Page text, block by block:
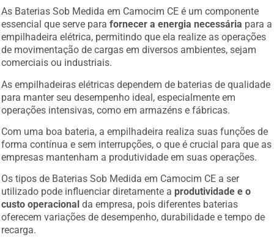
As Baterias Sob Medida em Camocim CE é um componente
essencial que serve parafornecer a energia necessária para a
empilhadeira elétrica, permitindo que ela realize as operações
de movimentação de cargas em diversos ambientes, sejam
comerciais ou industriais.
As empilhadeiras elétricas dependem de baterias de qualidade
para manter seu desempenho ideal, especialmente em
operações intensivas, como em armazéns e fábricas.
Com uma boa bateria, a empilhadeira realiza suas funções de
forma contínua e sem interrupções, o que é crucial para que as
empresas mantenham a produtividade em suas operações.
Os tipos de Baterias Sob Medida em Camocim CE a ser
utilizado pode influenciar diretamente a produtividade e o
custo operacional da empresa, pois diferentes baterias
oferecem variações de desempenho, durabilidade e tempo de
recarga.